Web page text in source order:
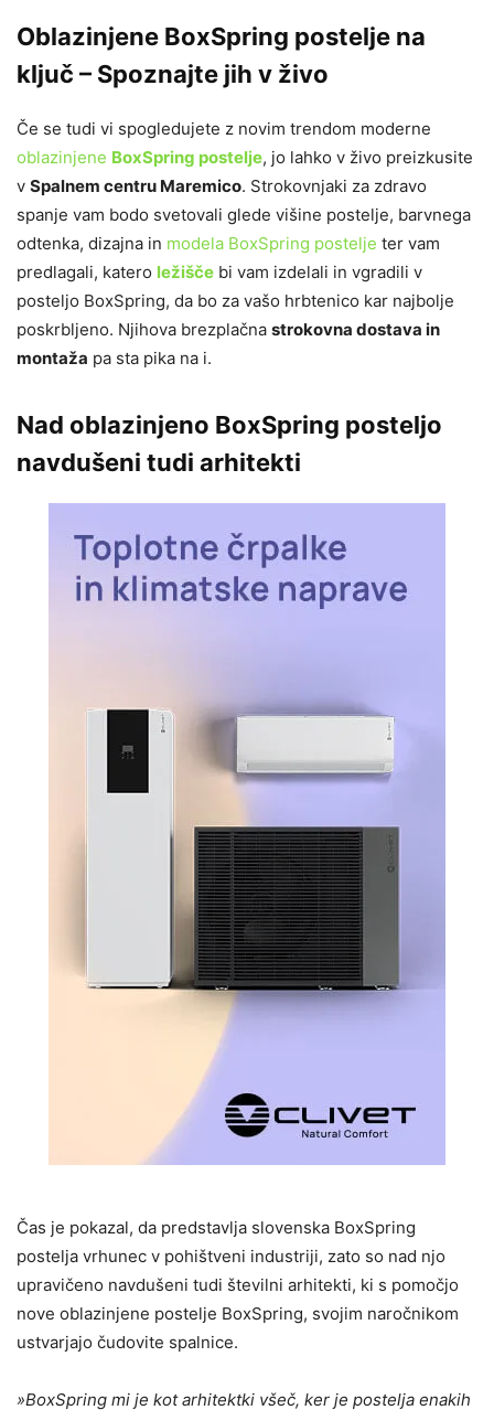
Oblazinjene BoxSpring postelje na
ključ – Spoznajte jih v živo
Če se tudi vi spogledujete z novim trendom moderne
oblazinjene BoxSpring postelje, jo lahko v živo preizkusite
v Spalnem centru Maremico. Strokovnjaki za zdravo
spanje vam bodo svetovali glede višine postelje, barvnega
odtenka, dizajna in modela BoxSpring postelje ter vam
predlagali, katero ležišče bi vam izdelali in vgradili v
posteljo BoxSpring, da bo za vašo hrbtenico kar najbolje
poskrbljeno. Njihova brezplačna strokovna dostava in
montaža pa sta pika na i.
Nad oblazinjeno BoxSpring posteljo
navdušeni tudi arhitekti
Čas je pokazal, da predstavlja slovenska BoxSpring
postelja vrhunec v pohištveni industriji, zato so nad njo
upravičeno navdušeni tudi številni arhitekti, ki s pomočjo
nove oblazinjene postelje BoxSpring, svojim naročnikom
ustvarjajo čudovite spalnice.
»BoxSpring mi je kot arhitektki všeč, ker je postelja enakih